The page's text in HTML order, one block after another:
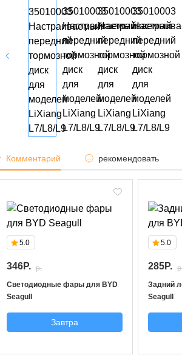
5.0
346P.
p.
Светодиодные фары для BYD
Seagull
Завтра
5.0
285P.
Задний
Seagull
Комментарий рекомендовать